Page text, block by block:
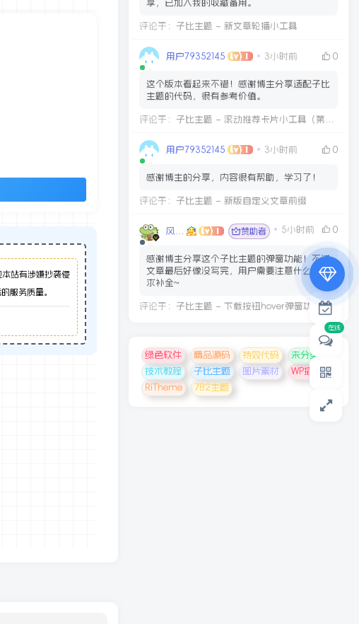
站有涉嫌抄袭侵
服务质量。
享，已加入我的收藏备用。
评论于： 子比主题 – 新文章轮播小工具
用户79352145 3小时前 0
这个版本看起来不错！感谢博主分享适配子比
主题的代码，很有参考价值。
评论于： 子比主题 – 滚动推荐卡片小工具（第三版）
用户79352145 3小时前 0
感谢博主的分享，内容很有帮助，学习了！
评论于： 子比主题 – 新版自定义文章前缀
赞助者 5小时前 0
感谢博主分享这个子比主题的弹窗功能！不过
文章最后好像没写完，用户需要注意什么呀，
求补全~
评论于： 子比主题 – 下载按钮hover弹窗功能
绿色软件 精品源码 特效代码
未分类
技术教程
子比主题 图片素材
WP插件
RiTheme
7B2主题
专属内容无限访问
下载权限提升至最高级
专属子比付费美化优惠
免费下载更多精品资源
¥29.9 ¥39.9
在线